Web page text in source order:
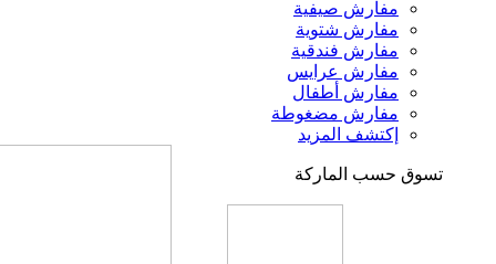
مفارش صيفية
مفارش شتوية
مفارش فندقية
مفارش عرايس
مفارش أطفال
مفارش مضغوطة
إكتشف المزيد
تسوق حسب الماركة